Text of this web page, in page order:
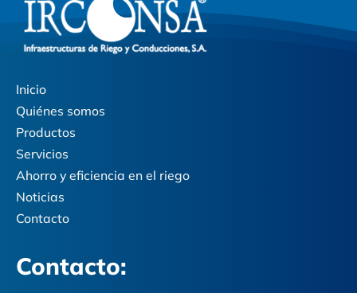
Inicio
Quiénes somos
Productos
Servicios
Ahorro y eficiencia en el riego
Noticias
Contacto
Contacto: